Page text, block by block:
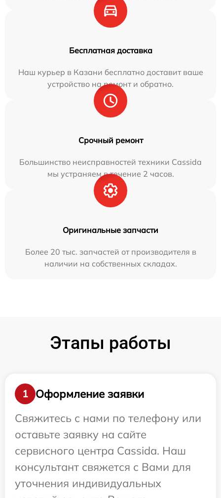
Бесплатная доставка
Наш курьер в Казани бесплатно доставит ваше
устройство на ремонт и обратно.
Срочный ремонт
Большинство неисправностей техники Cassida
мы устраняем в течение 2 часов.
Оригинальные запчасти
Более 20 тыс. запчастей от производителя в
наличии на собственных складах.
Этапы работы
1
Оформление заявки
Свяжитесь с нами по телефону или
оставьте заявку на сайте
сервисного центра Cassida. Наш
консультант свяжется с Вами для
уточнения индивидуальных